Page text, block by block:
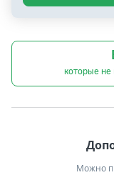
которые не
Можно